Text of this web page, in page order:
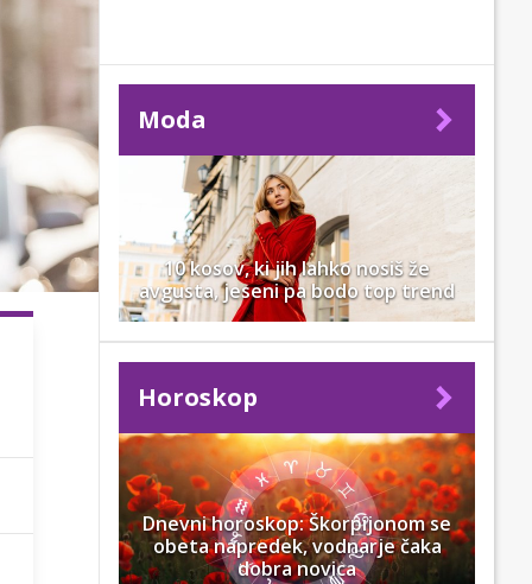
Moda
10 kosov, ki jih lahko nosiš že
avgusta, jeseni pa bodo top trend
Horoskop
Dnevni horoskop: Škorpijonom se
obeta napredek, vodnarje čaka
dobra novica